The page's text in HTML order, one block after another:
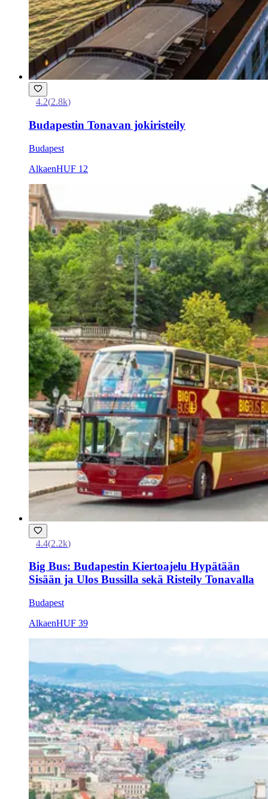
4.2(2.8k)
Budapestin Tonavan jokiristeily
Budapest
AlkaenHUF 12
4.4(2.2k)
Big Bus: Budapestin Kiertoajelu Hypätään
Sisään ja Ulos Bussilla sekä Risteily Tonavalla
Budapest
AlkaenHUF 39